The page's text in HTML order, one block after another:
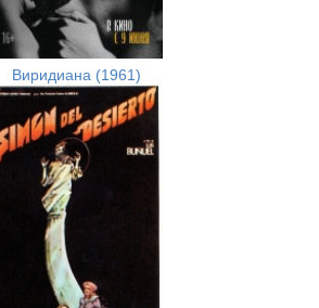
Виридиана (1961)